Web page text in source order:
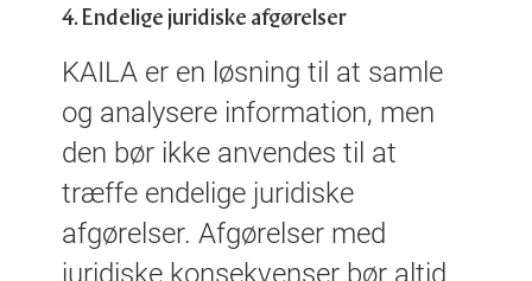
4. Endelige juridiske afgørelser
KAILA er en løsning til at samle
og analysere information, men
den bør ikke anvendes til at
træffe endelige juridiske
afgørelser. Afgørelser med
juridiske konsekvenser bør altid